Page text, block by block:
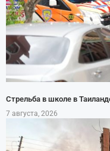
Стрельба в школе в
7 августа, 2026